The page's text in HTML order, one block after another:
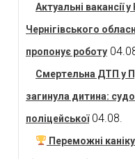
Актуальні вакансії
Чернігівського
пропонує роботу
Смертельна ДТП у
загинула дитина:
поліцейської 04.08.
Переможні